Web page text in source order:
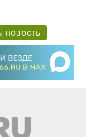
новость